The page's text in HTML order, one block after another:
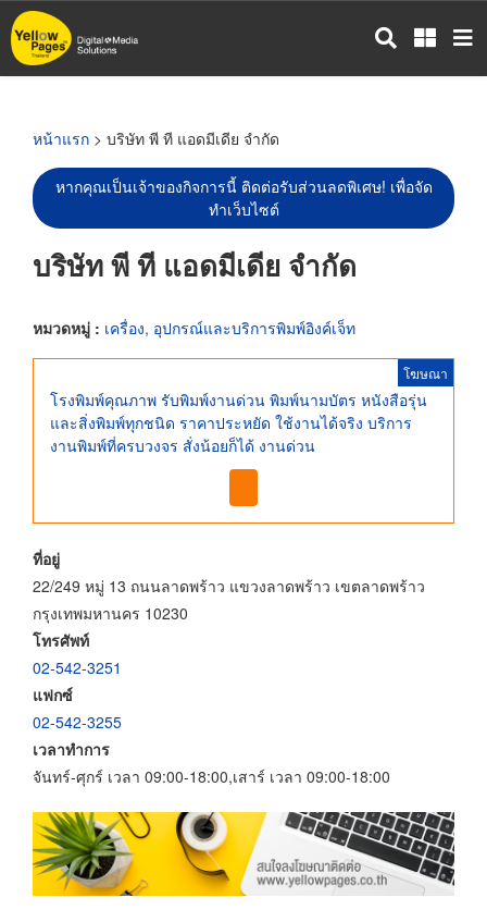
ข้าม
ไป
หน้าแรก > บริษัท พี ที แอดมีเดีย จำกัด
หากคุณเป็นเจ้าของกิจการนี้ ติดต่อรับส่วนลดพิเศษ! เพื่อจัด
ทำเว็บไซต์
บริษัท พี ที แอดมีเดีย จำกัด
หมวดหมู่ : เครื่อง, อุปกรณ์และบริการพิมพ์อิงค์เจ็ท
โฆษณา
โรงพิมพ์คุณภาพ รับพิมพ์งานด่วน พิมพ์นามบัตร หนังสือรุ่น
และสิ่งพิมพ์ทุกชนิด ราคาประหยัด ใช้งานได้จริง บริการ
งานพิมพ์ที่ครบวงจร สั่งน้อยก็ได้ งานด่วน
ที่อยู่
22/249 หมู่ 13 ถนนลาดพร้าว แขวงลาดพร้าว เขตลาดพร้าว
กรุงเทพมหานคร 10230
โทรศัพท์
02-542-3251
แฟกซ์
02-542-3255
เวลาทำการ
จันทร์-ศุกร์ เวลา 09:00-18:00,เสาร์ เวลา 09:00-18:00